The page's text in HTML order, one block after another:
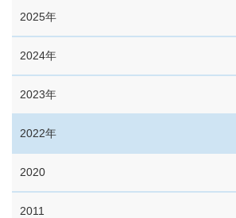
2025年
2024年
2023年
2022年
2020
2011